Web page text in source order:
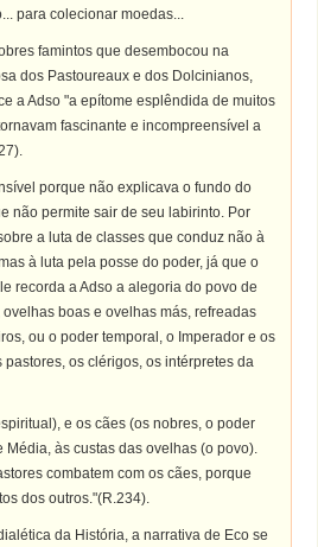
para colecionar moedas...
famintos que desembocou na
dos Pastoureaux e dos Dolcinianos,
a Adso "a epítome esplêndida de muitos
fascinante e incompreensível a
porque não explicava o fundo do
não permite sair de seu labirinto. Por
a luta de classes que conduz não à
à luta pela posse do poder, já que o
recorda a Adso a alegoria do povo de
boas e ovelhas más, refreadas
ou o poder temporal, o Imperador e os
os clérigos, os intérpretes da
e os cães (os nobres, o poder
Média, às custas das ovelhas (o povo).
combatem com os cães, porque
dos outros."(R.234).
da História, a narrativa de Eco se